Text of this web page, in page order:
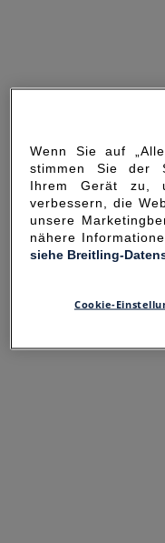
Wenn Sie auf
stimmen Sie der
Ihrem Gerät zu,
verbessern, die
unsere
nähere
siehe Breitling-
Cookie-